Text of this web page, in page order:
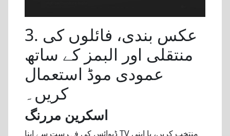
3. عکس بندی، فائلوں کی
منتقلی اور البمز کے ساتھ
عمودی موڈ استعمال
کریں۔
اسکرین مررنگ
ڈیوائس کی فہرست سے اپنا TV منتخب کریں، یا اپنی